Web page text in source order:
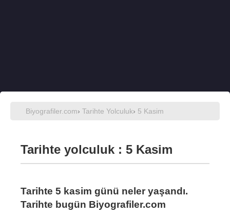
Biyografiler.com› Tarihte Yolculuk› 5 Kasim
Tarihte yolculuk : 5 Kasim
Tarihte 5 kasim günü neler yaşandı.
Tarihte bugün Biyografiler.com